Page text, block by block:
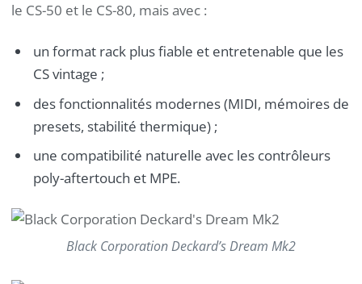
le CS-50 et le CS-80, mais avec :
un format rack plus fiable et entretenable que les
CS vintage ;
des fonctionnalités modernes (MIDI, mémoires de
presets, stabilité thermique) ;
une compatibilité naturelle avec les contrôleurs
poly-aftertouch et MPE.
Black Corporation Deckard’s Dream Mk2